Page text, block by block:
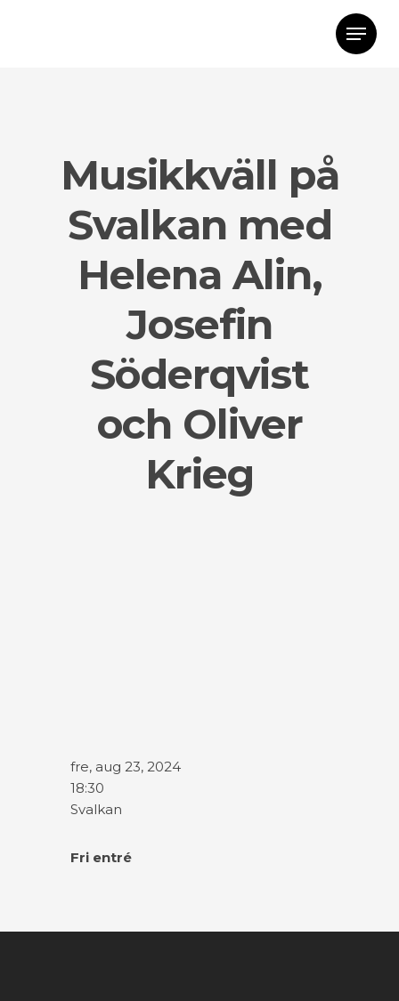
Musikkväll på
Svalkan med
Helena Alin,
Josefin
Söderqvist
och Oliver
Krieg
Fri entré
fre, aug 23, 2024
18:30
Svalkan